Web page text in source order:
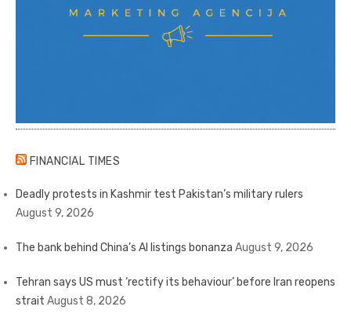
FINANCIAL TIMES
Deadly protests in Kashmir test Pakistan’s military rulers
August 9, 2026
The bank behind China’s AI listings bonanza August 9, 2026
Tehran says US must ‘rectify its behaviour’ before Iran reopens
strait August 8, 2026